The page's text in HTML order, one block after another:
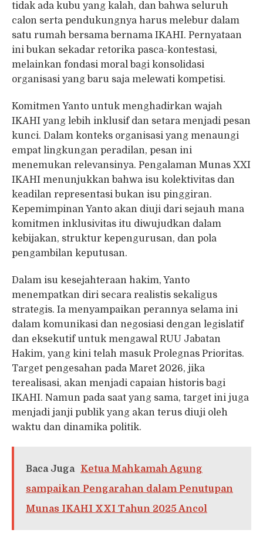
tidak ada kubu yang kalah, dan bahwa seluruh
calon serta pendukungnya harus melebur dalam
satu rumah bersama bernama IKAHI. Pernyataan
ini bukan sekadar retorika pasca-kontestasi,
melainkan fondasi moral bagi konsolidasi
organisasi yang baru saja melewati kompetisi.
Komitmen Yanto untuk menghadirkan wajah
IKAHI yang lebih inklusif dan setara menjadi pesan
kunci. Dalam konteks organisasi yang menaungi
empat lingkungan peradilan, pesan ini
menemukan relevansinya. Pengalaman Munas XXI
IKAHI menunjukkan bahwa isu kolektivitas dan
keadilan representasi bukan isu pinggiran.
Kepemimpinan Yanto akan diuji dari sejauh mana
komitmen inklusivitas itu diwujudkan dalam
kebijakan, struktur kepengurusan, dan pola
pengambilan keputusan.
Dalam isu kesejahteraan hakim, Yanto
menempatkan diri secara realistis sekaligus
strategis. Ia menyampaikan perannya selama ini
dalam komunikasi dan negosiasi dengan legislatif
dan eksekutif untuk mengawal RUU Jabatan
Hakim, yang kini telah masuk Prolegnas Prioritas.
Target pengesahan pada Maret 2026, jika
terealisasi, akan menjadi capaian historis bagi
IKAHI. Namun pada saat yang sama, target ini juga
menjadi janji publik yang akan terus diuji oleh
waktu dan dinamika politik.
Baca Juga
Ketua Mahkamah Agung
sampaikan Pengarahan dalam Penutupan
Munas IKAHI XXI Tahun 2025 Ancol